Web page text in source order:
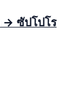
→ ซัปโปโร